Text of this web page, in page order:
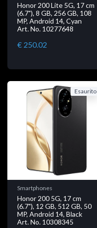
Honor 200 Lite 5G, 17 cm
(6.7"), 8 GB, 256 GB, 108
MP, Android 14, Cyan
Art. No. 10277648
€ 250.02
Esaurito
Smartphones
Honor 200 5G, 17 cm
(6.7"), 12 GB, 512 GB, 50
MP, Android 14, Black
Art. No. 10308345